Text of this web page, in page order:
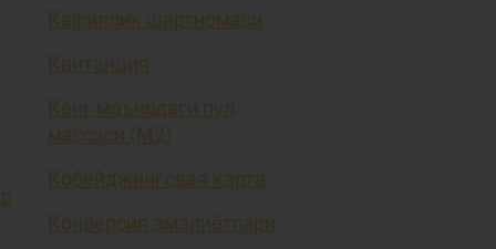
Кафиллик шартномаси
Квитанция
Кенг маънодаги пул
массаси (М2)
Кобейджинговая карта
Конверсия амалиётлари